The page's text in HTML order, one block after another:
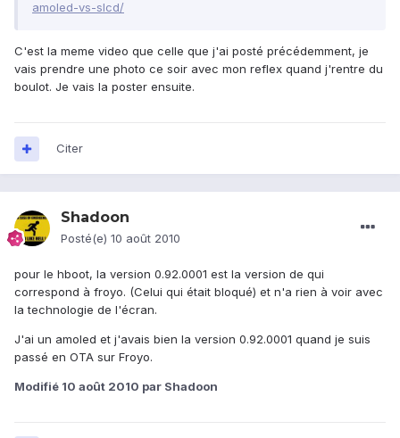
amoled-vs-slcd/
C'est la meme video que celle que j'ai posté précédemment, je
vais prendre une photo ce soir avec mon reflex quand j'rentre du
boulot. Je vais la poster ensuite.
Citer
Shadoon
Posté(e) 10 août 2010
pour le hboot, la version 0.92.0001 est la version de qui
correspond à froyo. (Celui qui était bloqué) et n'a rien à voir avec
la technologie de l'écran.
J'ai un amoled et j'avais bien la version 0.92.0001 quand je suis
passé en OTA sur Froyo.
Modifié 10 août 2010 par Shadoon